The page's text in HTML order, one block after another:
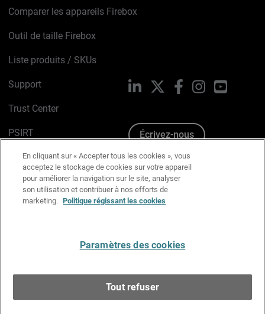
Comparer les appareils Firebox
Outil de taille Firebox
Liste produits / SKUs
Support
Trust Center
PSIRT
Avis sur les cookies
Politique de confidentialité
Charte Graphique
LinkedIn FacebookInstagramYouTube
Écrivez-nous
En cliquant sur « Accepter tous les cookies », vous
acceptez le stockage de cookies sur votre appareil
pour améliorer la navigation sur le site, analyser
son utilisation et contribuer à nos efforts de
marketing. Politique régissant les cookies
Paramètres des cookies
Tout refuser